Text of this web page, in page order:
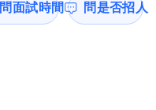
問面試時間 問是否招人